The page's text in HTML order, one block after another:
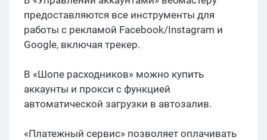
предоставляются все инструменты для
работы с рекламой Facebook/Instagram и
Google, включая трекер.
В «Шопе расходников» можно купить
аккаунты и прокси с функцией
автоматической загрузки в автозалив.
«Платежный сервис» позволяет оплачивать